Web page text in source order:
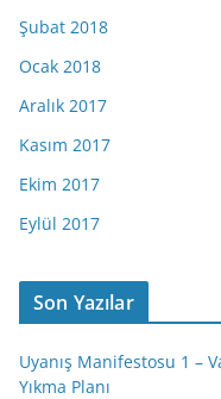
Şubat 2018
Ocak 2018
Aralık 2017
Kasım 2017
Ekim 2017
Eylül 2017
Son Yazılar
Uyanış Manifestosu 1 –
Yıkma Planı